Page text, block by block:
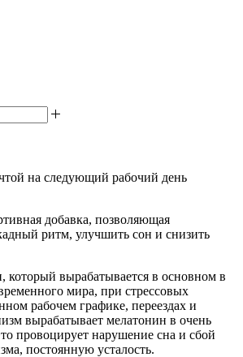
на следующий рабочий день
добавка, позволяющая
ритм, улучшить сон и снизить
который вырабатывается в основном в
мира, при стрессовых
рабочем графике, переездах и
вырабатывает мелатонин в очень
провоцирует нарушение сна и сбой
постоянную усталость.